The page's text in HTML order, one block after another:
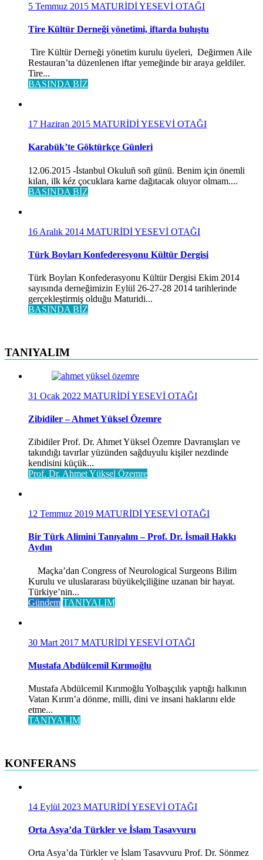
5 Temmuz 2015 MATURİDİ YESEVİ OTAĞI
Tire Kültür Derneği yönetimi, iftarda buluştu
Tire Kültür Derneği yönetim kurulu üyeleri, Değirmen Aile
Restauran’ta düzenlenen iftar yemeğinde bir araya geldiler.
Tire...
BASINDA BİZ
17 Haziran 2015 MATURİDİ YESEVİ OTAĞI
Karabük’te Göktürkçe Günleri
12.06.2015 -İstanbul Okuluñ soñ günü. Benim için önemli
kılan, ilk kéz çocuklara karne dağıtacak oluyor olmam....
BASINDA BİZ
16 Aralık 2014 MATURİDİ YESEVİ OTAĞI
Türk Boyları Konfederesyonu Kültür Dergisi
Türk Boyları Konfederasyonu Kültür Dergisi Ekim 2014
sayısında derneğimizin Eylül 26-27-28 2014 tarihlerinde
gerçekleştirmiş olduğu Maturidi...
BASINDA BİZ
TANIYALIM
31 Ocak 2022 MATURİDİ YESEVİ OTAĞI
Zibidiler – Ahmet Yüksel Özemre
Zibidiler Prof. Dr. Ahmet Yüksel Özemre Davranışları ve
takındığı tavırlar yüzünden sağduyulu kişiler nezdinde
kendisini küçük...
Prof. Dr. Ahmet Yüksel Özemre
12 Temmuz 2019 MATURİDİ YESEVİ OTAĞI
Bir Türk Alimini Tanıyalım – Prof. Dr. İsmail Hakkı
Aydın
Maçka’dan Congress of Neurological Surgeons Bilim
Kurulu ve uluslararası büyükelçiliğine uzanan bir hayat.
Türkiye’nin...
Gündem TANIYALIM
30 Mart 2017 MATURİDİ YESEVİ OTAĞI
Mustafa Abdülcemil Kırımoğlu
Mustafa Abdülcemil Kırımoğlu Yolbaşçılık yaptığı halkının
Vatan Kırım’a dönme, milli, dini ve insani haklarını elde
etme...
TANIYALIM
KONFERANS
14 Eylül 2023 MATURİDİ YESEVİ OTAĞI
Orta Asya’da Türkler ve İslam Tasavvuru
Orta Asya’da Türkler ve İslam Tasavvuru Prof. Dr. Sönmez